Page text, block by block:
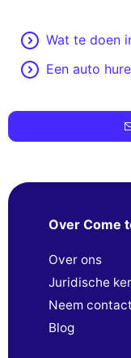
Wat te doen
Een auto
Over Come
Over ons
Juridische
Neem
Blog